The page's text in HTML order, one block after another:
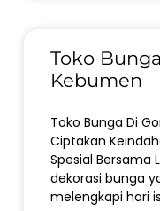
Toko
Kebumen
Toko Bunga Di
Ciptakan
Spesial Bersama
dekorasi bunga
melengkapi hari